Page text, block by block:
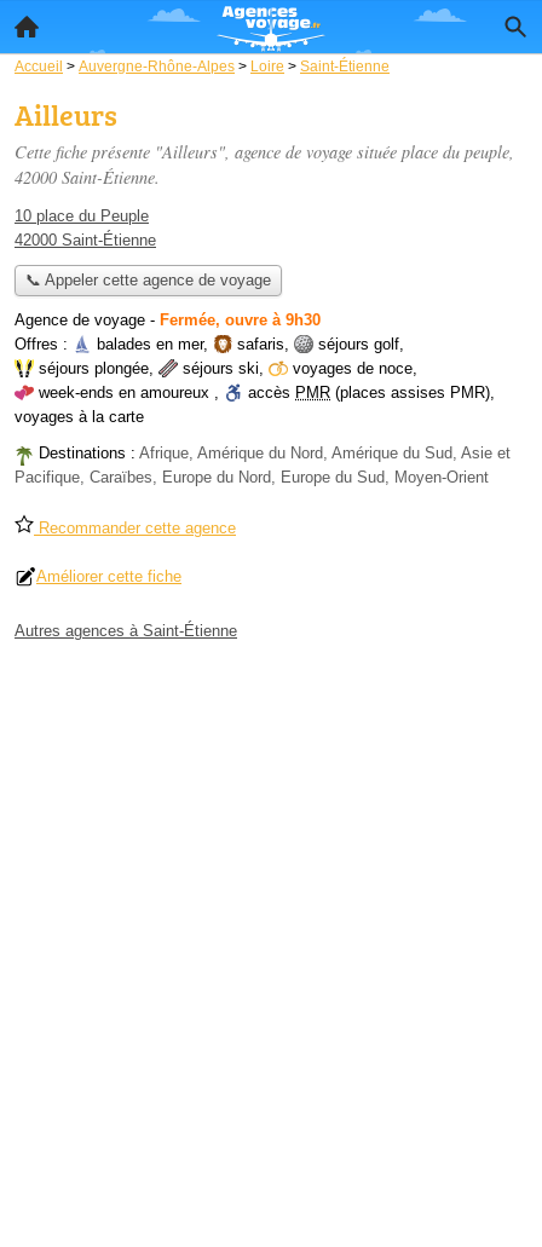
Accueil > Auvergne-Rhône-Alpes > Loire > Saint-Étienne
Ailleurs
Cette fiche présente "Ailleurs", agence de voyage située place du peuple,
42000 Saint-Étienne.
10 place du Peuple
42000 Saint-Étienne
📞 Appeler cette agence de voyage
Agence de voyage - Fermée, ouvre à 9h30
Offres :
balades en mer, safaris, séjours golf,
séjours plongée, séjours ski, voyages de noce,
week-ends en amoureux , accès PMR (places assises PMR),
voyages à la carte
Destinations : Afrique, Amérique du Nord, Amérique du Sud, Asie et
Pacifique, Caraïbes, Europe du Nord, Europe du Sud, Moyen-Orient
Recommander cette agence
Améliorer cette fiche
Autres agences à Saint-Étienne